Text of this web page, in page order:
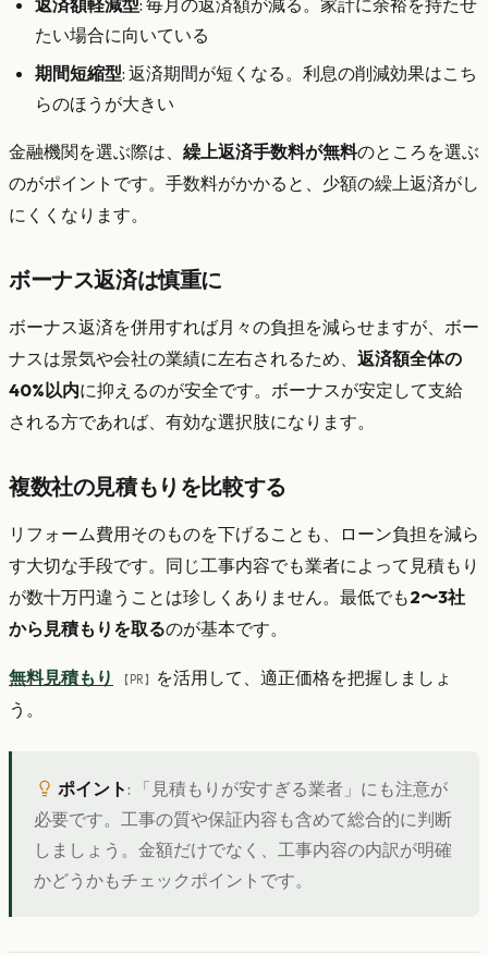
返済額軽減型: 毎月の返済額が減る。家計に余裕を持たせ
たい場合に向いている
期間短縮型: 返済期間が短くなる。利息の削減効果はこち
らのほうが大きい
金融機関を選ぶ際は、 繰上返済手数料が無料のところを選ぶ
のがポイントです。手数料がかかると、少額の繰上返済がし
にくくなります。
ボーナス返済は慎重に
ボーナス返済を併用すれば月々の負担を減らせますが、ボー
ナスは景気や会社の業績に左右されるため、 返済額全体の
40%以内に抑えるのが安全です。ボーナスが安定して支給
される方であれば、有効な選択肢になります。
複数社の見積もりを比較する
リフォーム費用そのものを下げることも、ローン負担を減ら
す大切な手段です。同じ工事内容でも業者によって見積もり
が数十万円違うことは珍しくありません。最低でも2〜3社
から見積もりを取るのが基本です。
無料見積もり 【PR】
を活用して、適正価格を把握しましょ
う。
ポイント: 「見積もりが安すぎる業者」にも注意が
必要です。工事の質や保証内容も含めて総合的に判断
しましょう。金額だけでなく、工事内容の内訳が明確
かどうかもチェックポイントです。